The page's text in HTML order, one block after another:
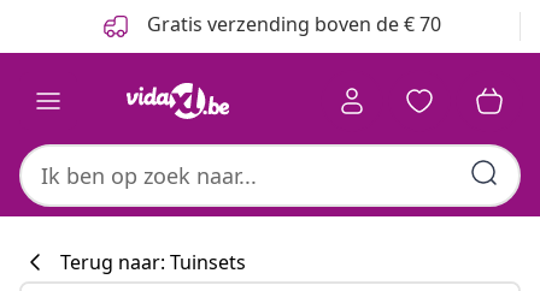
Gratis verzending boven de € 70
Terug naar: Tuinsets